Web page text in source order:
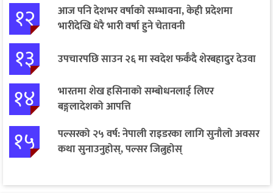
१२
आज पनि देशभर वर्षाको सम्भावना, केही प्रदेशमा
भारीदेखि धेरै भारी वर्षा हुने चेतावनी
१३ उपचारपछि साउन २६ मा स्वदेश फर्कँदै शेरबहादुर देउवा
१४
भारतमा शेख हसिनाको सम्बोधनलाई लिएर
बङ्गलादेशको आपत्ति
१५
पल्सरको २५ वर्ष: नेपाली राइडरका लागि सुनौलो अवसर
कथा सुनाउनुहोस्, पल्सर जित्नुहोस्